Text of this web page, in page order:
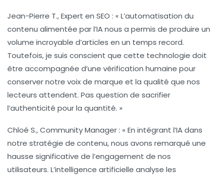
Jean-Pierre T., Expert en SEO : « L’automatisation du
contenu alimentée par l’IA nous a permis de produire un
volume incroyable d’articles en un temps record.
Toutefois, je suis conscient que cette technologie doit
être accompagnée d’une vérification humaine pour
conserver notre voix de marque et la qualité que nos
lecteurs attendent. Pas question de sacrifier
l’authenticité pour la quantité. »
Chloé S., Community Manager : « En intégrant l’IA dans
notre stratégie de contenu, nous avons remarqué une
hausse significative de l’engagement de nos
utilisateurs. L’intelligence artificielle analyse les